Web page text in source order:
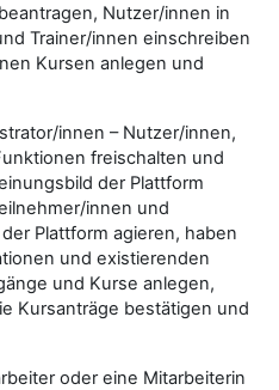
Nutzer/innen in
Trainer/innen einschreiben
Kursen anlegen und
innen – Nutzer/innen,
freischalten und
der Plattform
innen und
Plattform agieren, haben
und existierenden
und Kurse anlegen,
Kursanträge bestätigen und
oder eine Mitarbeiterin